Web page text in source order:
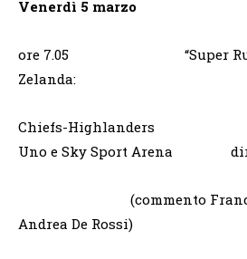
Venerdì 5 marzo
ore 7.05 “Super
Zelanda:
Chiefs-
Uno e Sky Sport Arena
(commento
Andrea De Rossi)